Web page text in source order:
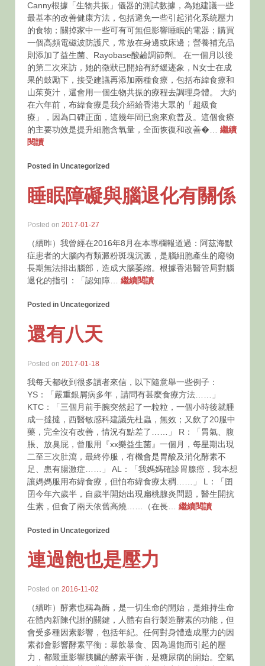
Canny根據「生物共振」儀器的測試數據，為她建議一些
最基本的改善健康方法，包括避免一些引起消化系統壓力
的食物；關掉家中一些可有可無但影響睡眠的電器；購買
一個高頻電磁波防護尺，常放在身邊或床邊；營養補充品
則添加了益生菌、Rayobase酸鹼調節劑。 在一個月以後
的第二次來訪，她的徵狀已開始有紓緩迹象，N女士在成
果的鼓勵下，接受建議再添加兩種食療，包括布緯食療和
山茱萸汁，還會用一個生物共振的療程去調理身體。 大約
在六年前，布緯食療是我介紹給香港大眾的「超級食
療」，因為口碑正面，這幾年間已愈來愈普及。這個食療
的主要功效是提升細胞含氧量，全面恢復和改善�… 繼續
閱讀
Posted in Uncategorized
睡眠障礙與腦退化有關係
Posted on 2017-01-27
（續昨）我曾經在2016年8月在本專欄報道過：阿茲海默
症患者的大腦內有類澱粉斑塊沉澱，是腦細胞產生的廢物
長期無法排出腦部，造成大腦萎縮。根據香港醫管局對腦
退化的指引：「認知障… 繼續閱讀
Posted in Uncategorized
還有八天
Posted on 2017-01-18
我每天都收到很多讀者來信，以下隨意舉一些例子：
YS：「嚴重銀屑病多年，請問有甚麼食療方法……」
KTC：「三個月前手腕突然起了一粒粒，一個小時後就腫
成一撻撻，西醫敏感科建議先杜蟲，無效；又飲了20服中
藥，完全沒有改善，情況有點差了……」 R：「胃氣、腹
脹、放臭屁，曾服用『xx樂益生菌』一個月，每星期出現
二至三次肚瀉，最終停服，有機會是胃酸及消化酵素不
足、患有腸激症……」 AL：「我媽媽確診胃腺癌，我本想
讓媽媽服用布緯食療，但怕布緯食療太稠……」 L：「囝
囝今年六歲半，自歲半開始出現扁桃腺炎問題，醫生開抗
生素，但食了兩天依舊高燒……（在長… 繼續閱讀
Posted in Uncategorized
連過飽也是壓力
Posted on 2016-11-02
（續昨）酵素也稱為酶，是一切生命的開始，是維持生命
在體內新陳代謝的關鍵，人體有自行製造酵素的功能，但
會受多種因素影響，包括年紀。任何對身體造成壓力的因
素都會影響酵素平衡：暴飲暴食、因為過飽而引起的壓
力，都嚴重影響胰臟的酵素平衡，是糖尿病的開始。空氣